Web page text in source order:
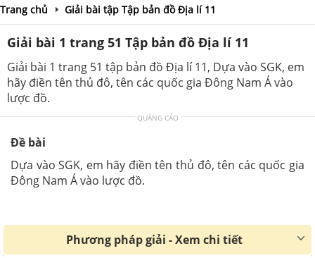
Trang chủ Giải bài tập Tập bản đồ Địa lí 11
Giải bài 1 trang 51 Tập bản đồ Địa lí 11
Giải bài 1 trang 51 tập bản đồ Địa lí 11, Dựa vào SGK, em
hãy điền tên thủ đô, tên các quốc gia Đông Nam Á vào
lược đồ.
QUẢNG CÁO
Đề bài
Dựa vào SGK, em hãy điền tên thủ đô, tên các quốc gia
Đông Nam Á vào lược đồ.
Phương pháp giải - Xem chi tiết